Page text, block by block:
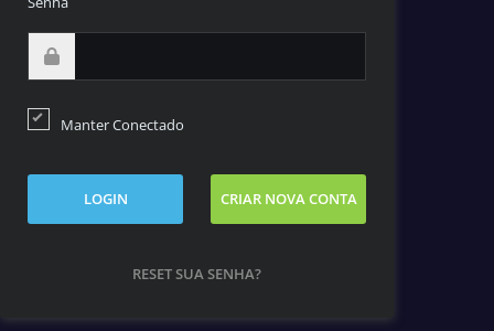
Manter Conectado
LOGIN CRIAR NOVA CONTA
RESET SUA SENHA?